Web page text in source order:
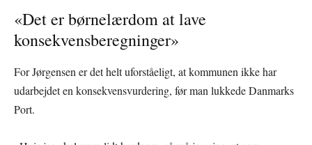
«Det er børnelærdom at lave
konsekvensberegninger»
For Jørgensen er det helt uforståeligt, at kommunen ikke har
udarbejdet en konsekvensvurdering, før man lukkede Danmarks
Port.